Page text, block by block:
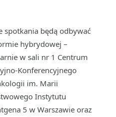
spotkania będą odbywać
hybrydowej –
w sali nr 1 Centrum
Konferencyjnego
im. Marii
Instytutu
5 w Warszawie oraz